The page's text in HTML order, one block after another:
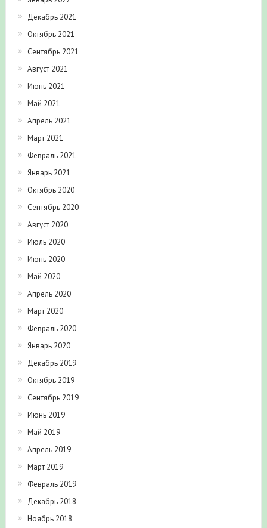
Декабрь 2021
Октябрь 2021
Сентябрь 2021
Август 2021
Июнь 2021
Май 2021
Апрель 2021
Март 2021
Февраль 2021
Январь 2021
Октябрь 2020
Сентябрь 2020
Август 2020
Июль 2020
Июнь 2020
Май 2020
Апрель 2020
Март 2020
Февраль 2020
Январь 2020
Декабрь 2019
Октябрь 2019
Сентябрь 2019
Июнь 2019
Май 2019
Апрель 2019
Март 2019
Февраль 2019
Декабрь 2018
Ноябрь 2018